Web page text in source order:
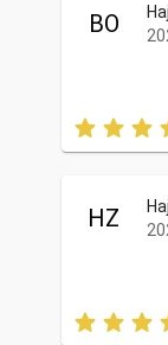
BO
HZ